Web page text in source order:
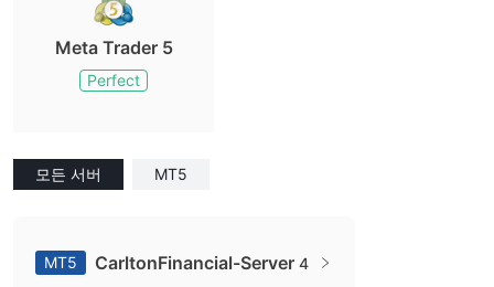
Meta Trader 5
Perfect
모든 서버 MT5
MT5 CarltonFinancial-Server 4